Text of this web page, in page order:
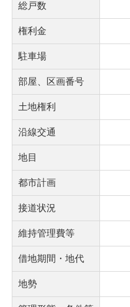
総戸数
権利金
駐車場
部屋、区画番号
土地権利
沿線交通
地目
都市計画
接道状況
維持管理費等
借地期間・地代
地勢